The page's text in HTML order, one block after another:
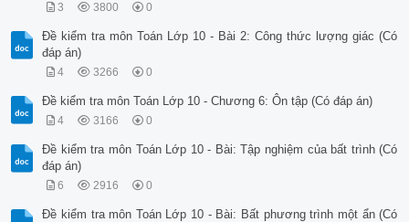
3 3800 0
Đề kiểm tra môn Toán Lớp 10 - Bài 2: Công thức lượng giác (Có
đáp án)
4 3266 0
Đề kiểm tra môn Toán Lớp 10 - Chương 6: Ôn tập (Có đáp án)
4 3166 0
Đề kiểm tra môn Toán Lớp 10 - Bài: Tập nghiệm của bất trình (Có
đáp án)
6 2916 0
Đề kiểm tra môn Toán Lớp 10 - Bài: Bất phương trình một ẩn (Có